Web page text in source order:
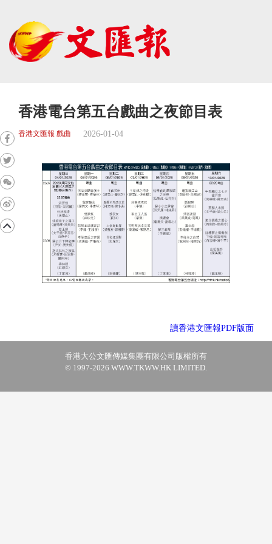
香港電台第五台戲曲之夜節目表
香港文匯報 戲曲 2026-01-04
讀香港文匯報PDF版面
香港大公文匯傳媒集團有限公司版權所有
© 1997-2026 WWW.TKWW.HK LIMITED.